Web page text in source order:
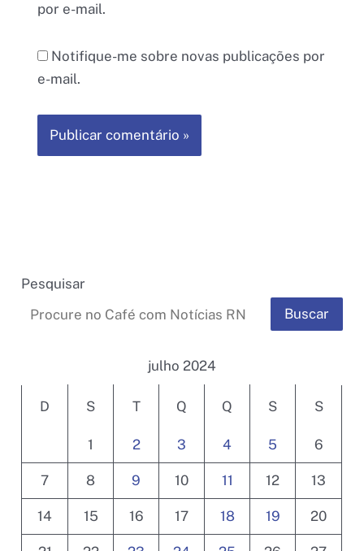
por e-mail.
Notifique-me sobre novas publicações por
e-mail.
Pesquisar
Buscar
julho 2024
D S T Q Q S S
1 2 3 4 5 6
7 8 9 10 11 12 13
14 15 16 17 18 19 20